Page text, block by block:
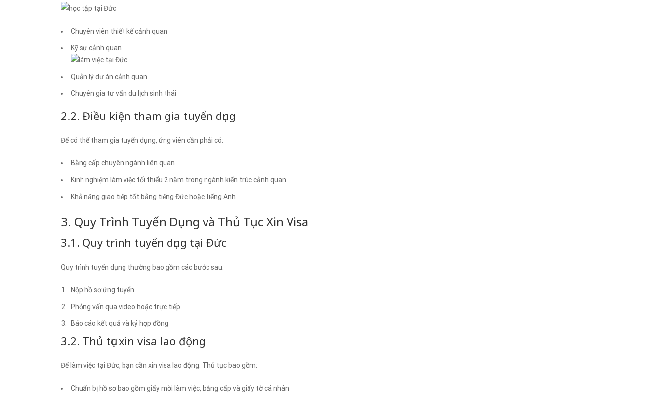
Chuyên viên thiết kế cảnh quan
Kỹ sư cảnh quan
Quản lý dự án cảnh quan
Chuyên gia tư vấn du lịch sinh thái
2.2. Điều kiện tham gia tuyển dụng
Để có thể tham gia tuyển dụng, ứng viên cần phải có:
Bằng cấp chuyên ngành liên quan
Kinh nghiệm làm việc tối thiểu 2 năm trong ngành kiến trúc cảnh quan
Khả năng giao tiếp tốt bằng tiếng Đức hoặc tiếng Anh
3. Quy Trình Tuyển Dụng và Thủ Tục Xin Visa
3.1. Quy trình tuyển dụng tại Đức
Quy trình tuyển dụng thường bao gồm các bước sau:
Nộp hồ sơ ứng tuyển
Phỏng vấn qua video hoặc trực tiếp
Báo cáo kết quả và ký hợp đồng
3.2. Thủ tục xin visa lao động
Để làm việc tại Đức, bạn cần xin visa lao động. Thủ tục bao gồm:
Chuẩn bị hồ sơ bao gồm giấy mời làm việc, bằng cấp và giấy tờ cá nhân